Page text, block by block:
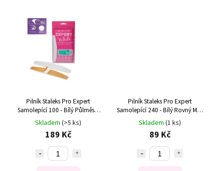
Pilník Staleks Pro Expert
Samolepící 100 - Bílý Půlměsíc
(30ks)
Skladem (>5 ks)
189 Kč
Pilník Staleks Pro Expert
Samolepící 240 - Bílý Rovný Mini
(10ks)
Skladem (1 ks)
89 Kč